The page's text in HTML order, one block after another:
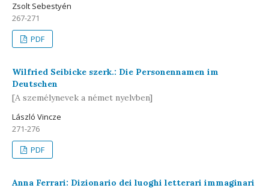
Zsolt Sebestyén
267-271
PDF
Wilfried Seibicke szerk.: Die Personennamen im
Deutschen
[A személynevek a német nyelvben]
László Vincze
271-276
PDF
Anna Ferrari: Dizionario dei luoghi letterari immaginari